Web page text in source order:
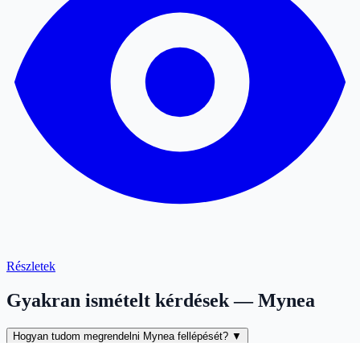
Részletek
Gyakran ismételt kérdések — Mynea
Hogyan tudom megrendelni Mynea fellépését? ▼